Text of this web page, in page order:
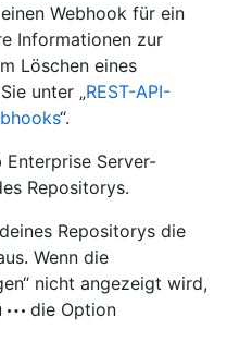
Webhook für ein
Informationen zur
Löschen eines
unter „REST-API-
“.
Server-
Repositorys.
Repositorys die
Wenn die
nicht angezeigt wird,
die Option